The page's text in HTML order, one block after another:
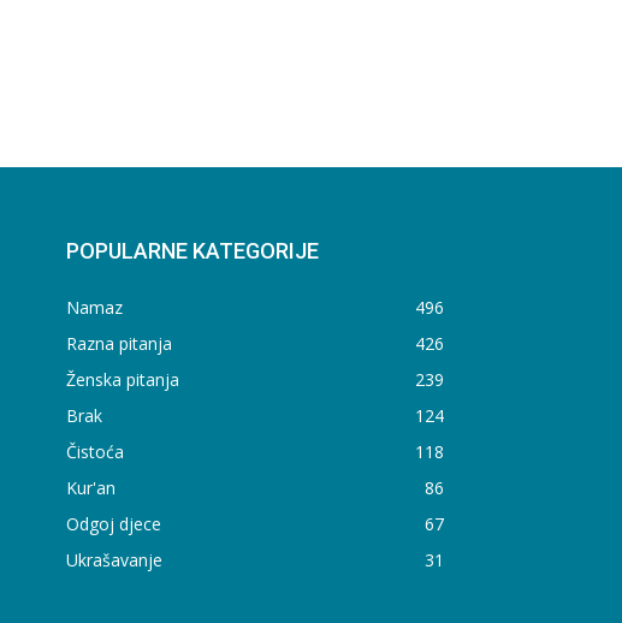
POPULARNE KATEGORIJE
Namaz
496
Razna pitanja
426
Ženska pitanja
239
Brak
124
Čistoća
118
Kur'an
86
Odgoj djece
67
Ukrašavanje
31